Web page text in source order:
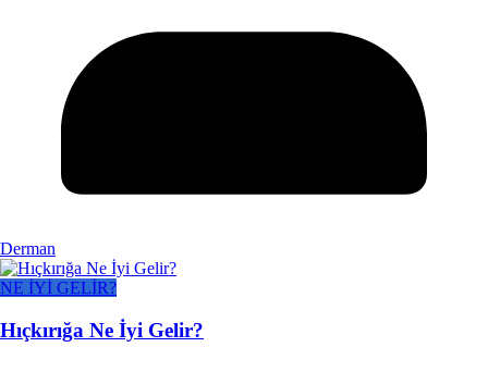
Derman
NE İYİ GELİR?
Hıçkırığa Ne İyi Gelir?